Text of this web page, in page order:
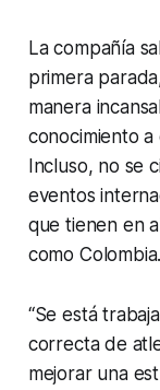
La compañía
primera
manera
conocimiento
Incluso, no se
eventos
que tienen en
como Colombia.
“Se está
correcta de
mejorar una